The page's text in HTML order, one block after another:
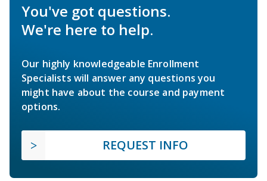
You've got questions.
We're here to help.
Our highly knowledgeable Enrollment
Specialists will answer any questions you
might have about the course and payment
options.
REQUEST INFO